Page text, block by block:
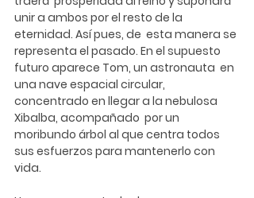
unir a ambos por el resto de la
eternidad. Así pues, de  esta manera se
representa el pasado. En el supuesto
futuro aparece Tom, un astronauta  en
una nave espacial circular,
concentrado en llegar a la nebulosa
Xibalba, acompañado  por un
moribundo árbol al que centra todos
sus esfuerzos para mantenerlo con
vida.